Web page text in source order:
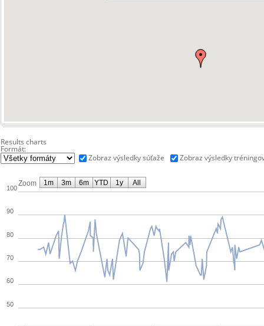
Results charts
Formát:
Zobraz výsledky súťaže
Zobraz výsledky
Zoom
50
60
70
80
90
100
1m 3m 6m YTD 1y All